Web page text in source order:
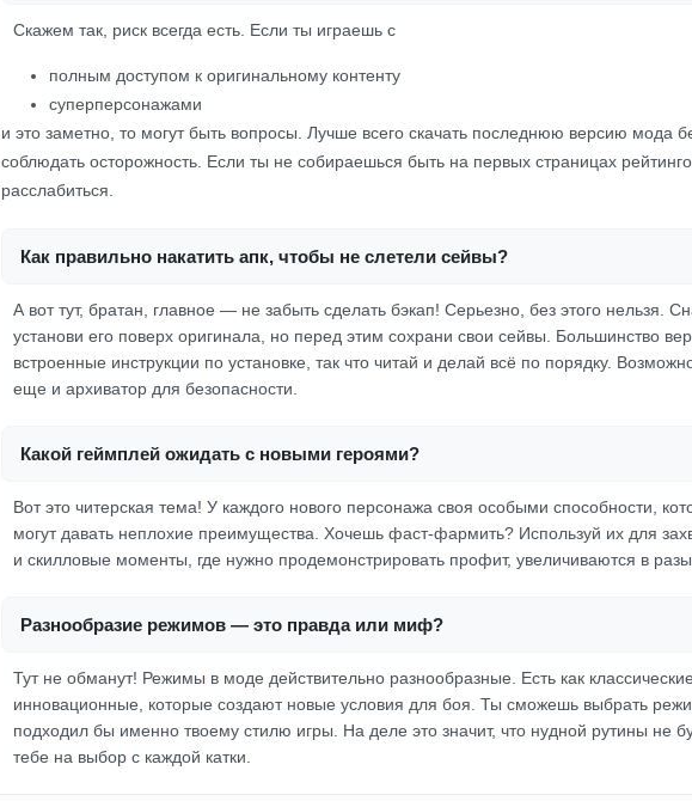
Скажем так, риск всегда есть. Если ты играешь с
полным доступом к оригинальному контенту
суперперсонажами
и это заметно, то могут быть вопросы. Лучше всего скачать последнюю версию мода
соблюдать осторожность. Если ты не собираешься быть на первых страницах
расслабиться.
Как правильно накатить апк, чтобы не слетели сейвы?
А вот тут, братан, главное — не забыть сделать бэкап! Серьезно, без этого нельзя.
установи его поверх оригинала, но перед этим сохрани свои сейвы. Большинство
встроенные инструкции по установке, так что читай и делай всё по порядку.
еще и архиватор для безопасности.
Какой геймплей ожидать с новыми героями?
Вот это читерская тема! У каждого нового персонажа своя особыми способности,
могут давать неплохие преимущества. Хочешь фаст-фармить? Используй их для
и скилловые моменты, где нужно продемонстрировать профит, увеличиваются в разы.
Разнообразие режимов — это правда или миф?
Тут не обманут! Режимы в моде действительно разнообразные. Есть как
инновационные, которые создают новые условия для боя. Ты сможешь выбрать
подходил бы именно твоему стилю игры. На деле это значит, что нудной рутины не
тебе на выбор с каждой катки.